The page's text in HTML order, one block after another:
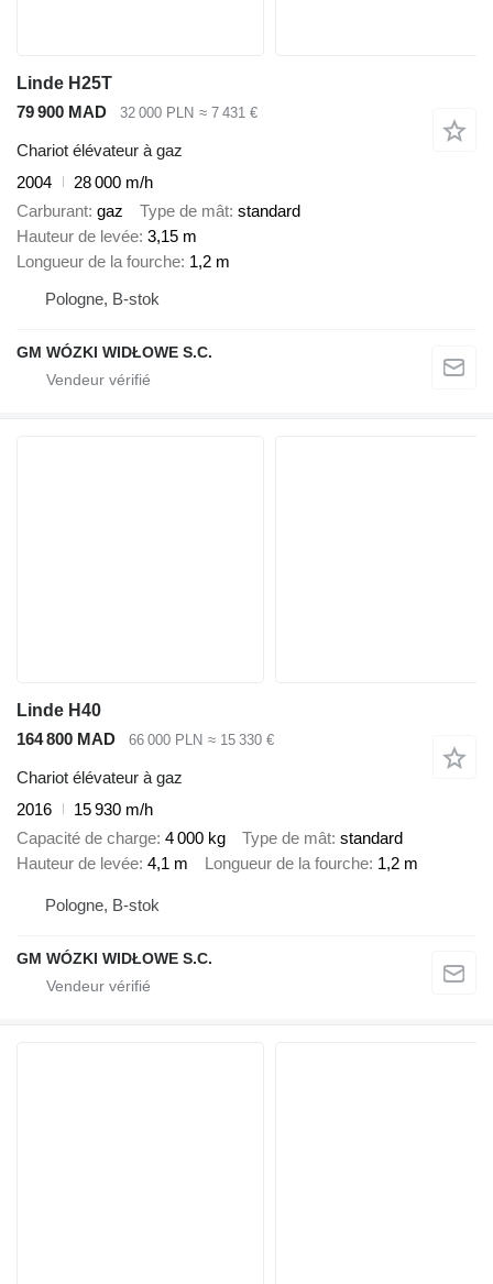
Linde H25T
79 900 MAD
32 000 PLN ≈ 7 431 €
Chariot élévateur à gaz
2004
28 000 m/h
Carburant gaz Type de mât standard
Hauteur de levée 3,15 m
Longueur de la fourche 1,2 m
Pologne, B-stok
GM WÓZKI WIDŁOWE S.C.
Linde H40
164 800 MAD
66 000 PLN ≈ 15 330 €
Chariot élévateur à gaz
2016
15 930 m/h
Capacité de charge 4 000 kg Type de mât standard
Hauteur de levée 4,1 m Longueur de la fourche 1,2 m
Pologne, B-stok
GM WÓZKI WIDŁOWE S.C.